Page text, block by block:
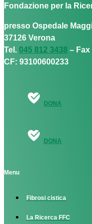
Fondazione per la
presso Ospedale
37126 Verona
Tel. 045 812 3438 – Fax
CF: 93100600233
DONA
DONA
Menu
Fibrosi cistica
La Ricerca FFC